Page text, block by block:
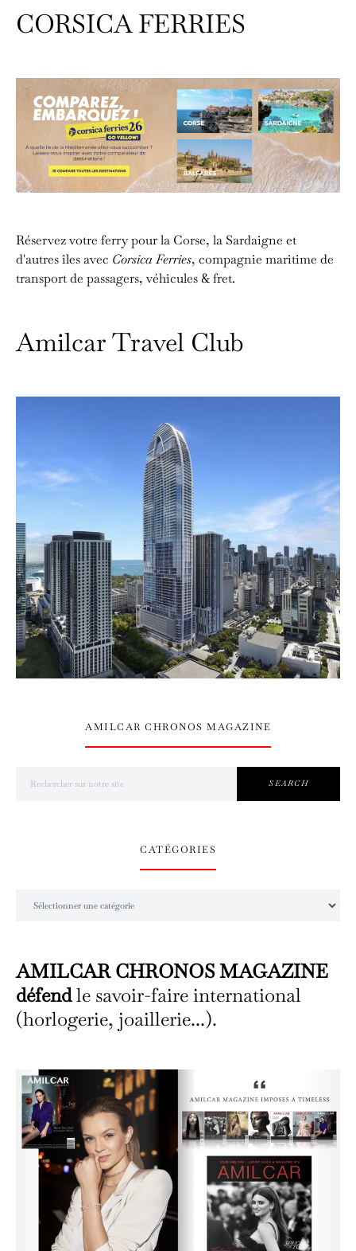
CORSICA FERRIES
Réservez votre ferry pour la Corse, la Sardaigne et
d'autres îles avec Corsica Ferries, compagnie maritime de
transport de passagers, véhicules & fret.
Amilcar Travel Club
AMILCAR CHRONOS MAGAZINE
SEARCH
CATÉGORIES
AMILCAR CHRONOS MAGAZINE
défendle savoir-faire international
(horlogerie, joaillerie...).